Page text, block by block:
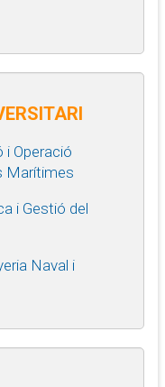
i Operació
Marítimes
i Gestió del
Naval i